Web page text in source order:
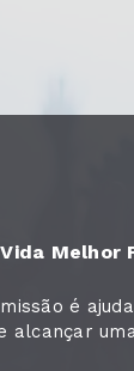
Melhor
é
alcançar